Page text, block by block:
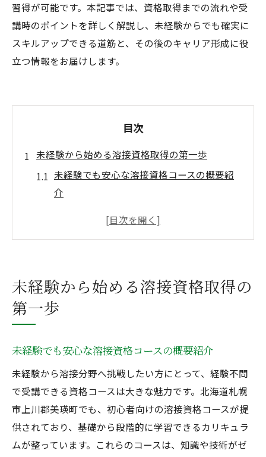
習得が可能です。本記事では、資格取得までの流れや受
講時のポイントを詳しく解説し、未経験からでも確実に
スキルアップできる道筋と、その後のキャリア形成に役
立つ情報をお届けします。
目次
未経験から始める溶接資格取得の第一歩
未経験でも安心な溶接資格コースの概要紹
介
配管分野も学べる経験不問の資格習得法
ト
配管技術も学べる初心者向け講習体験
ス
溶接と配管の実践を初心者が体験できる理
由
経験不問で配管実技を学ぶための講習内容
配管技術を溶接資格と共に学ぶメリット解
説
未経験から始める溶接資格取得の
第一歩
未経験でも安心な溶接資格コースの概要紹介
未経験から溶接分野へ挑戦したい方にとって、経験不問
で受講できる資格コースは大きな魅力です。北海道札幌
市上川郡美瑛町でも、初心者向けの溶接資格コースが提
供されており、基礎から段階的に学習できるカリキュラ
ムが整っています。これらのコースは、知識や技術がゼ